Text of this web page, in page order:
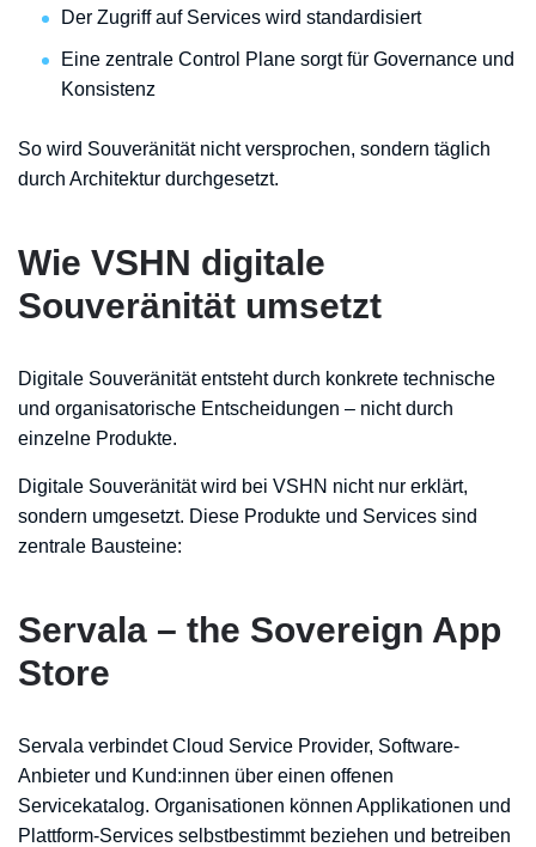
Der Zugriff auf Services wird standardisiert
Eine zentrale Control Plane sorgt für Governance und
Konsistenz
So wird Souveränität nicht versprochen, sondern täglich
durch Architektur durchgesetzt.
Wie VSHN digitale
Souveränität umsetzt
Digitale Souveränität entsteht durch konkrete technische
und organisatorische Entscheidungen – nicht durch
einzelne Produkte.
Digitale Souveränität wird bei VSHN nicht nur erklärt,
sondern umgesetzt. Diese Produkte und Services sind
zentrale Bausteine:
Servala – the Sovereign App
Store
Servala verbindet Cloud Service Provider, Software-
Anbieter und Kund:innen über einen offenen
Servicekatalog. Organisationen können Applikationen und
Plattform-Services selbstbestimmt beziehen und betreiben